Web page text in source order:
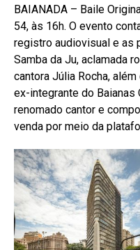
BAIANADA – Baile
54, às 16h. O evento
registro audiovisual e as
Samba da Ju, aclamada
cantora Júlia Rocha,
ex-integrante do Baianas
renomado cantor e
venda por meio da